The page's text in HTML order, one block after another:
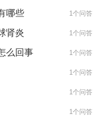
哪些 1个问答
肾炎 1个问答
么回事 1个问答
1个问答
1个问答
1个问答